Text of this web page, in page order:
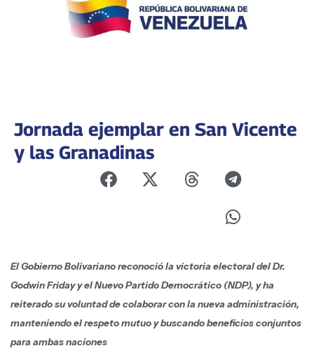
Jornada ejemplar en San Vicente
y las Granadinas
El Gobierno Bolivariano reconoció la victoria electoral del Dr.
Godwin Friday y el Nuevo Partido Democrático (NDP), y ha
reiterado su voluntad de colaborar con la nueva administración,
manteniendo el respeto mutuo y buscando beneficios conjuntos
para ambas naciones